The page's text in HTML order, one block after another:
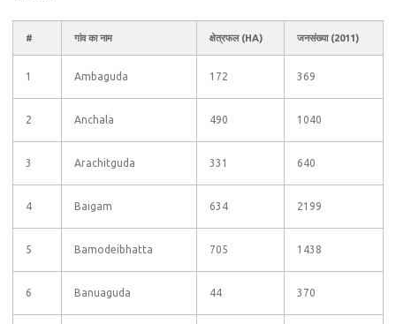
# गांव का नाम क्षेत्रफल (HA) जनसंख्या (2011)
1 Ambaguda 172 369
2 Anchala 490 1040
3 Arachitguda 331 640
4 Baigam 634 2199
5 Bamodeibhatta 705 1438
6 Banuaguda 44 370